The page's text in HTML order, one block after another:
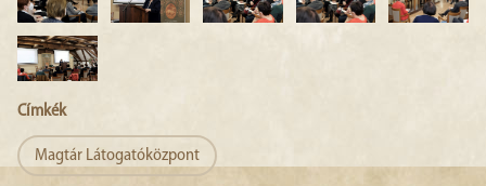
Címkék
Magtár Látogatóközpont